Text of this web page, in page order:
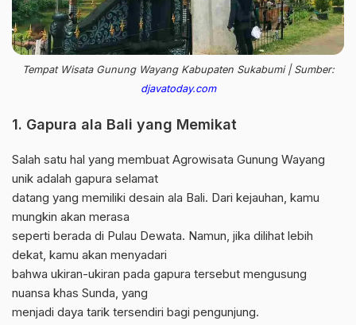
Tempat Wisata Gunung Wayang Kabupaten Sukabumi | Sumber:
djavatoday.com
1. Gapura ala Bali yang Memikat
Salah satu hal yang membuat Agrowisata Gunung Wayang
unik adalah gapura selamat
datang yang memiliki desain ala Bali. Dari kejauhan, kamu
mungkin akan merasa
seperti berada di Pulau Dewata. Namun, jika dilihat lebih
dekat, kamu akan menyadari
bahwa ukiran-ukiran pada gapura tersebut mengusung
nuansa khas Sunda, yang
menjadi daya tarik tersendiri bagi pengunjung.